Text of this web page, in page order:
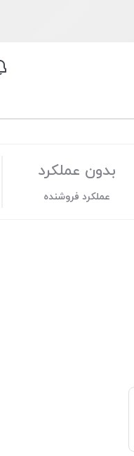
بدون عملکرد
عملکرد فروشنده